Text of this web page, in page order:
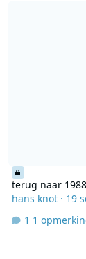
terug naar
hans knot· 19
1